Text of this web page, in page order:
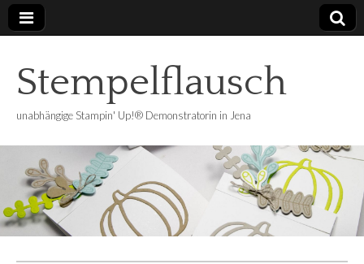
Stempelflausch
unabhängige Stampin' Up!® Demonstratorin in Jena